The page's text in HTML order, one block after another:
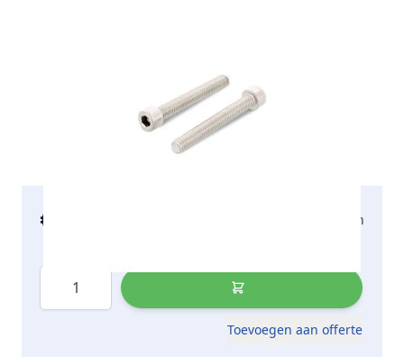
€ 220,16 2-5 werkdagen
Aantal
Toevoegen aan offerte